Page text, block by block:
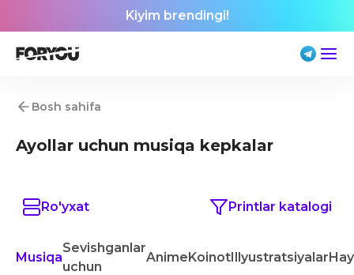
Kiyim brendingi!
Bosh sahifa
Ayollar uchun musiqa kepkalar
Ro'yxat Printlar katalogi
Musiqa
Sevishganlar
uchun
AnimeKoinotIllyustratsiyalar